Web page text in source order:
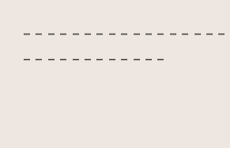
– – – – – – – – – – – – – – – –
– – – – – – – – – – – –